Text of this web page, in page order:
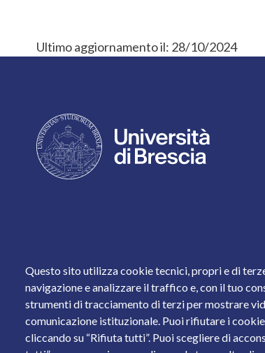
Ultimo aggiornamento il: 28/10/2024
Questo sito utilizza cookie tecnici, propri e di
navigazione e analizzare il traffico e, con il tuo
strumenti di tracciamento di terzi per mostrare
comunicazione istituzionale. Puoi rifiutare i
cliccando su “Rifiuta tutti”. Puoi scegliere di
Piazza del Mercato, 15 - 25121 Brescia
Tel. +39 030 2988.1 PEC:
Partita IVA: 01773710171 Codice Fiscale: